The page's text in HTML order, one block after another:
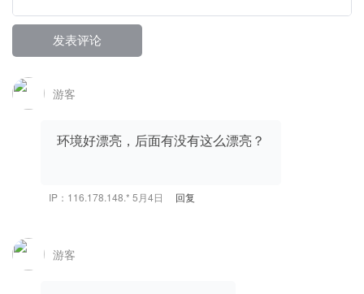
游客
环境好漂亮，后面有没有这么漂亮？
IP：116.178.148.* 5月4日 回复
游客